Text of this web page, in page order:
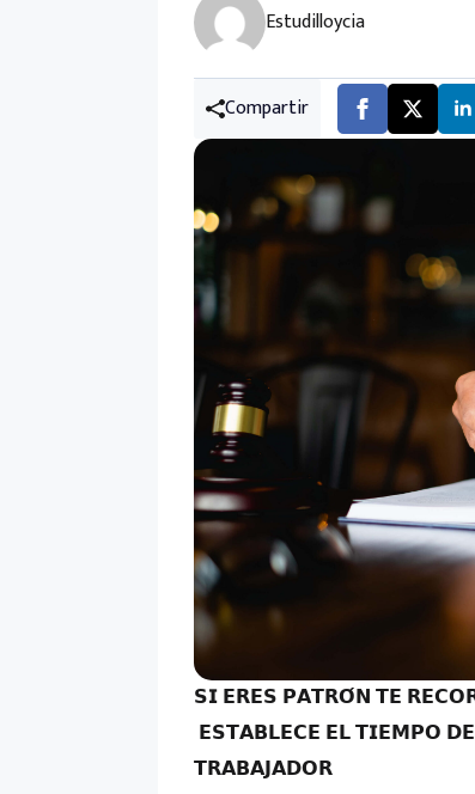
Estudilloycia
Compartir
𝗦𝗜 𝗘𝗥𝗘𝗦 𝗣𝗔𝗧𝗥𝗢́𝗡 𝗧𝗘
𝗘𝗦𝗧𝗔𝗕𝗟𝗘𝗖𝗘 𝗘𝗟 𝗧𝗜𝗘𝗠𝗣𝗢
𝗧𝗥𝗔𝗕𝗔𝗝𝗔𝗗𝗢𝗥